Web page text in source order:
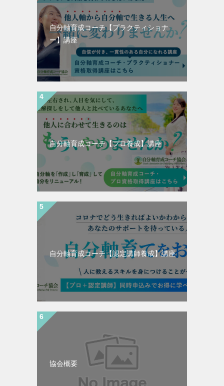
自分軸育成コーチ【プラクティショナ
ー】講座
自分軸育成コーチ【プロ養成】講座
自分軸育成コーチ【認定講師養成】講座
協会概要